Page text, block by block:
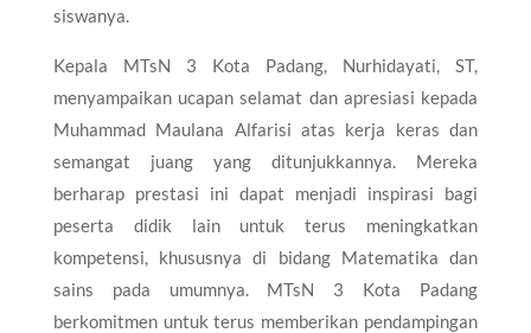
siswanya.​
Kepala MTsN 3 Kota Padang, Nurhidayati, ST,
menyampaikan ucapan selamat dan apresiasi kepada
Muhammad Maulana Alfarisi atas kerja keras dan
semangat juang yang ditunjukkannya. Mereka
berharap prestasi ini dapat menjadi inspirasi bagi
peserta didik lain untuk terus meningkatkan
kompetensi, khususnya di bidang Matematika dan
sains pada umumnya. MTsN 3 Kota Padang
berkomitmen untuk terus memberikan pendampingan